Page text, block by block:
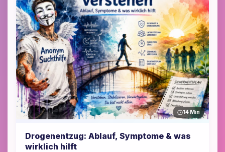
14 Min
Drogenentzug: Ablauf, Symptome & was
wirklich hilft